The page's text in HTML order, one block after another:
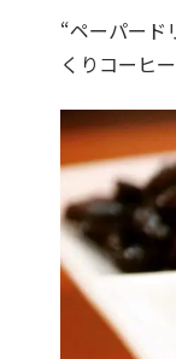
“ペーパード
くりコーヒ